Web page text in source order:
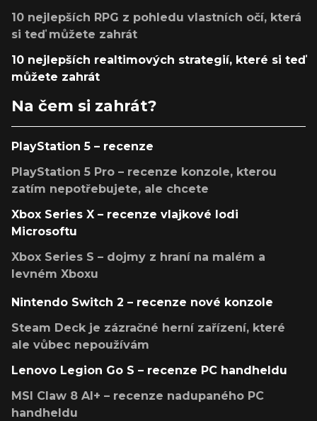
10 nejlepších RPG z pohledu vlastních očí, která
si teď můžete zahrát
10 nejlepších realtimových strategií, které si teď
můžete zahrát
Na čem si zahrát?
PlayStation 5 – recenze
PlayStation 5 Pro – recenze konzole, kterou
zatím nepotřebujete, ale chcete
Xbox Series X – recenze vlajkové lodi
Microsoftu
Xbox Series S – dojmy z hraní na malém a
levném Xboxu
Nintendo Switch 2 – recenze nové konzole
Steam Deck je zázračné herní zařízení, které
ale vůbec nepoužívám
Lenovo Legion Go S – recenze PC handheldu
MSI Claw 8 AI+ – recenze nadupaného PC
handheldu